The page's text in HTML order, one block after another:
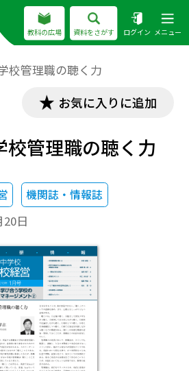
教科の広場 資料をさがす ログイン メニュー
校管理職の聴く力
お気に入りに追加
校管理職の聴く力
機関誌・情報誌
20日